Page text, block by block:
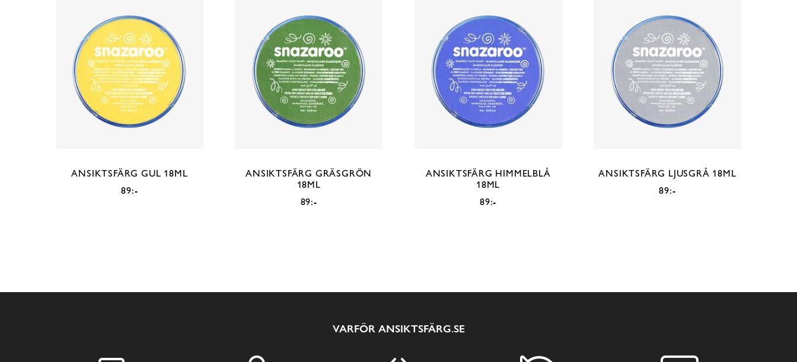
ANSIKTSFÄRG GUL 18ML
89:-
ANSIKTSFÄRG GRÄSGRÖN
18ML
89:-
ANSIKTSFÄRG HIMMELBLÅ
18ML
89:-
ANSIKTSFÄRG LJUSGRÅ 18ML
89:-
VARFÖR ANSIKTSFÄRG.SE